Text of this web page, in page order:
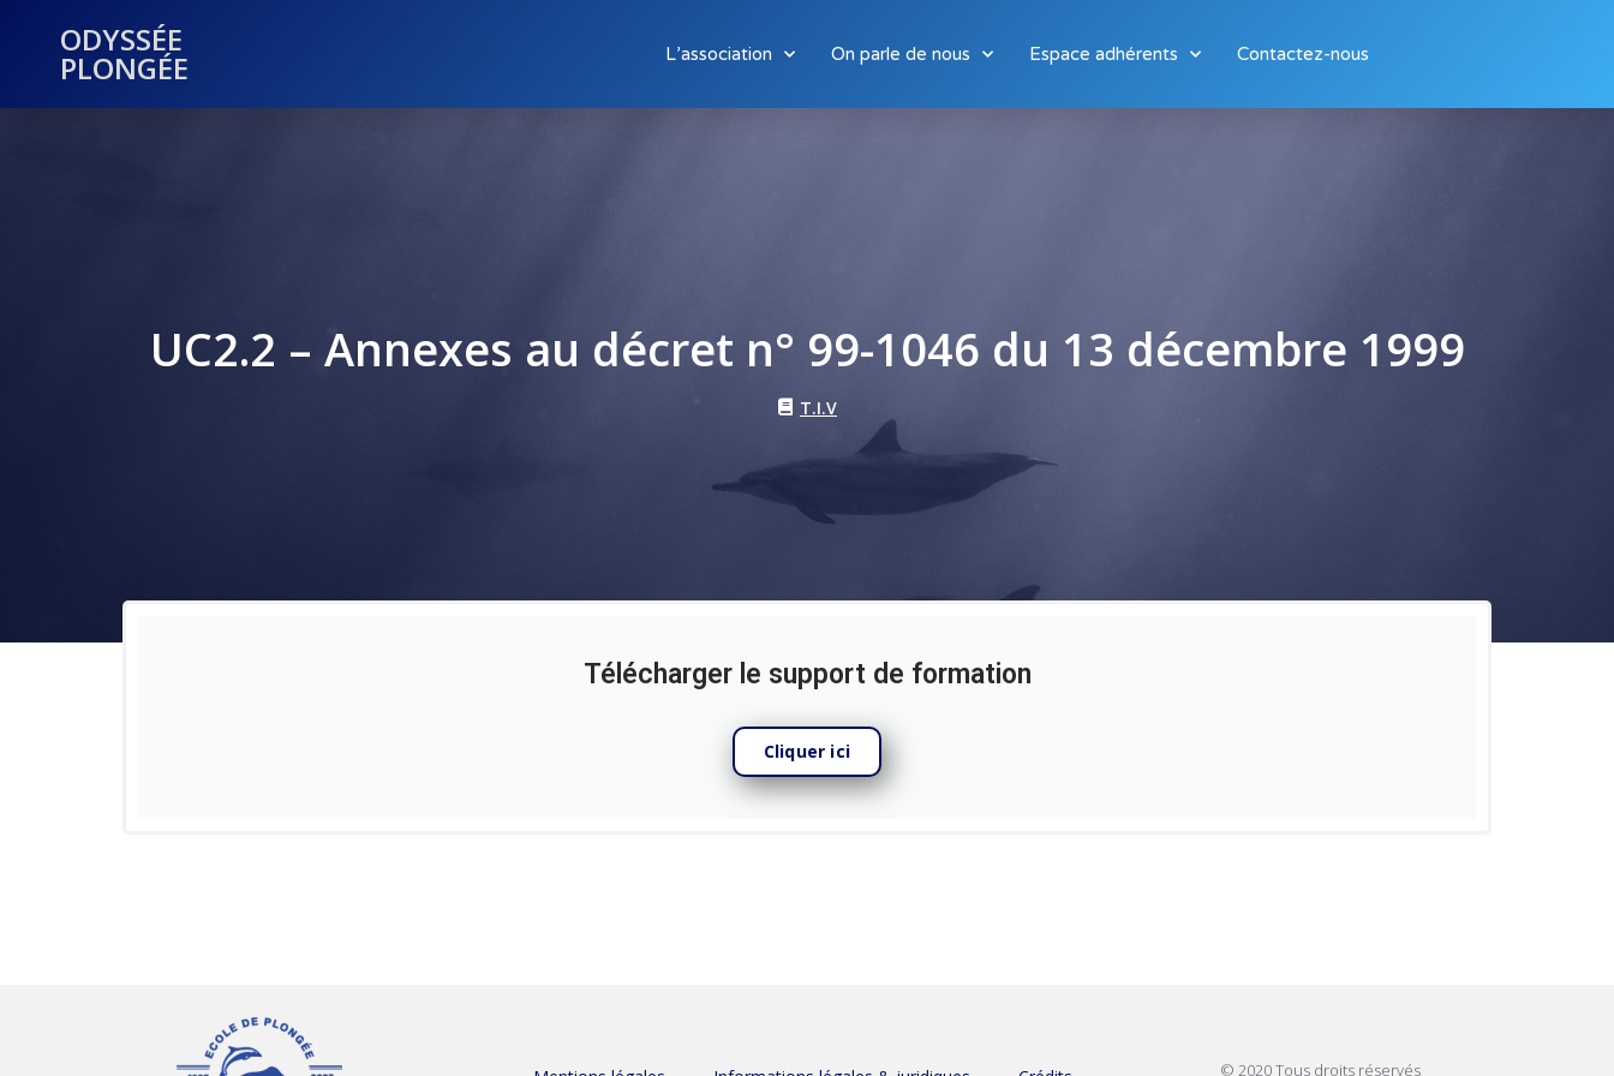
ODYSSÉE
PLONGÉE L’association On parle de nous Espace adhérents Contactez-nous
UC2.2 – Annexes au décret n° 99-1046 du 13 décembre 1999
T.I.V
Télécharger le support de formation
Cliquer ici
© 2020 Tous droits réservés